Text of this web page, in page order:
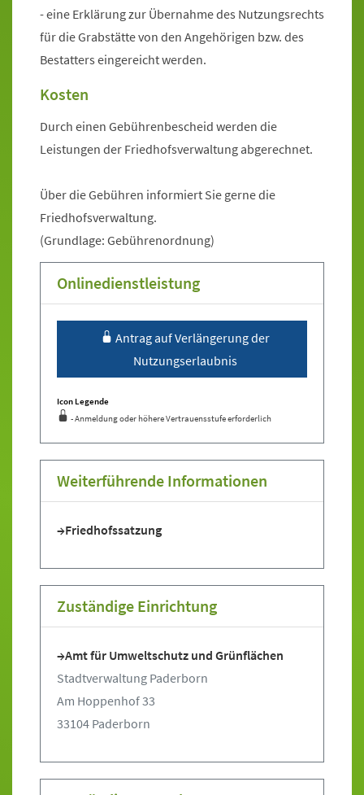
- eine Erklärung zur Übernahme des Nutzungsrechts
für die Grabstätte von den Angehörigen bzw. des
Bestatters eingereicht werden.
Kosten
Durch einen Gebührenbescheid werden die
Leistungen der Friedhofsverwaltung abgerechnet.
Über die Gebühren informiert Sie gerne die
Friedhofsverwaltung.
(Grundlage: Gebührenordnung)
Onlinedienstleistung
Sprung zur Icon Legende.
Antrag auf Verlängerung der
Nutzungserlaubnis
Icon Legende
- Anmeldung oder höhere Vertrauensstufe erforderlich
Weiterführende Informationen
Friedhofssatzung
Zuständige Einrichtung
Amt für Umweltschutz und Grünflächen
Stadtverwaltung Paderborn
Am Hoppenhof 33
33104 Paderborn